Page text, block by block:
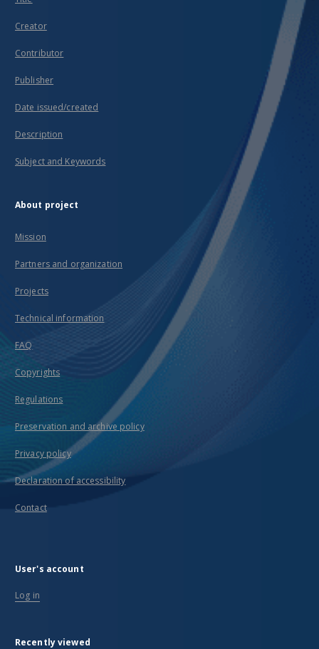
Creator
Contributor
Publisher
Date issued/created
Description
Subject and Keywords
About project
Mission
Partners and organization
Projects
Technical information
FAQ
Copyrights
Regulations
Preservation and archive policy
Privacy policy
Declaration of accessibility
Contact
User's account
Log in
Recently viewed